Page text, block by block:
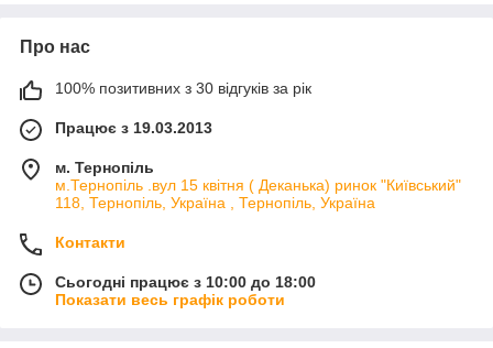
Про нас
100% позитивних з 30 відгуків за рік
Працює з 19.03.2013
м. Тернопіль
м.Тернопіль .вул 15 квітня ( Деканька) ринок "Київський"
118, Тернопіль, Україна , Тернопіль, Україна
Контакти
Сьогодні працює з 10:00 до 18:00
Показати весь графік роботи